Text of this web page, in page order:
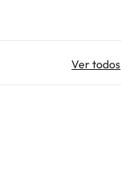
Ver todos